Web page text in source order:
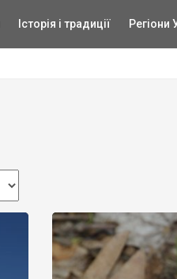
Історія і традиції Регіони